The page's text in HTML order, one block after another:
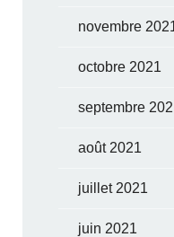
novembre
octobre 2021
septembre
août 2021
juillet 2021
juin 2021